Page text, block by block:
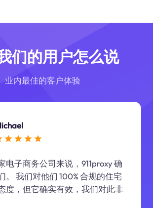
们的用户怎么说
业内最佳的客户体验
电子商务公司来说，911proxy 确
。 我们对他们 100% 合规的住宅
度，但它确实有效，我们对此非